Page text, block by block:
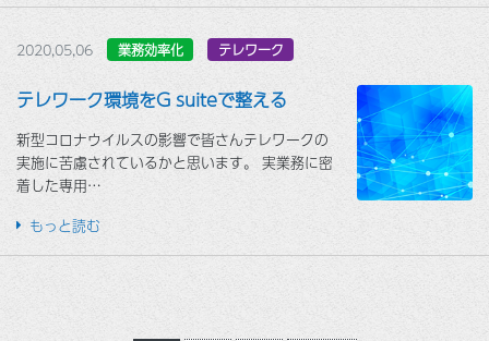
2020,05,06 業務効率化 テレワーク
テレワーク環境をG suiteで整える
新型コロナウイルスの影響で皆さんテレワークの
実施に苦慮されているかと思います。 実業務に密
着した専用…
もっと読む